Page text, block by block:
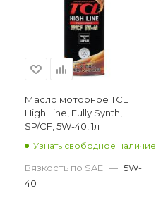
Масло моторное TCL
High Line, Fully Synth,
SP/CF, 5W-40, 1л
Узнать свободное наличие
Вязкость по SAE — 5W-
40